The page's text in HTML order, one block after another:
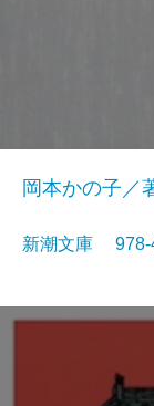
岡本かの子／
新潮文庫